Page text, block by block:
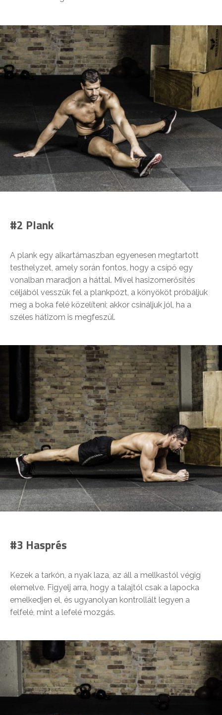
#2 Plank
A plank egy alkartámaszban egyenesen megtartott
testhelyzet, amely során fontos, hogy a csípő egy
vonalban maradjon a háttal. Mivel hasizomerősítés
céljából vesszük fel a plankpózt, a könyököt próbáljuk
meg a boka felé közelíteni; akkor csináljuk jól, ha a
széles hátizom is megfeszül.
#3 Hasprés
Kezek a tarkón, a nyak laza, az áll a mellkastól végig
elemelve. Figyelj arra, hogy a talajtól csak a lapocka
emelkedjen el, és ugyanolyan kontrollált legyen a
felfelé, mint a lefelé mozgás.